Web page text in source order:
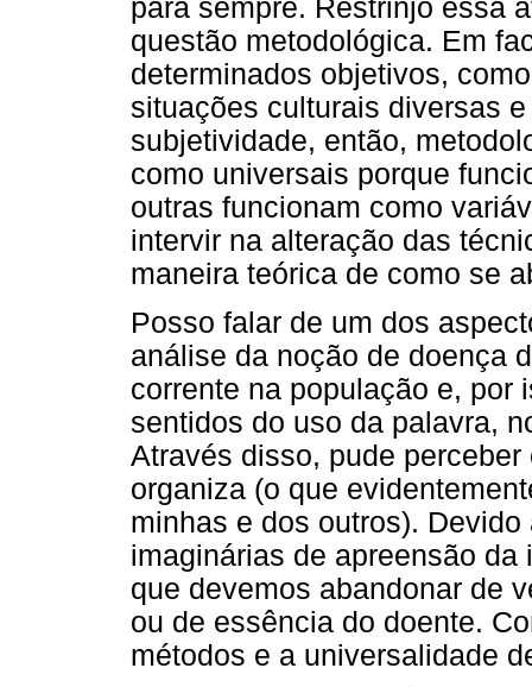
para sempre. Restrinjo essa
questão metodológica. Em
determinados objetivos,
situações culturais diversas
subjetividade, então,
como universais porque
outras funcionam como
intervir na alteração das
maneira teórica de como se
Posso falar de um dos
análise da noção de doença
corrente na população e, por
sentidos do uso da palavra,
Através disso, pude
organiza (o que
minhas e dos outros).
imaginárias de apreensão
que devemos abandonar de
ou de essência do doente.
métodos e a universalidade